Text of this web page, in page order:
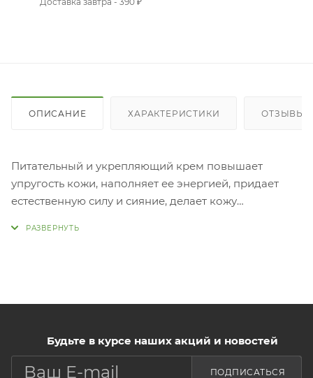
ОПИСАНИЕ ХАРАКТЕРИСТИКИ ОТЗЫВЫ
Питательный и укрепляющий крем повышает
упругость кожи, наполняет ее энергией, придает
естественную силу и сияние, делает кожу
кожи защитную пленку, которая препятствует
Питательные вещества из экстракта трюфеля
обеспечивают интенсивный питательный уход и
улучшают состояние
Будьте в курсе наших акций и новостей
ПОДПИСАТЬСЯ